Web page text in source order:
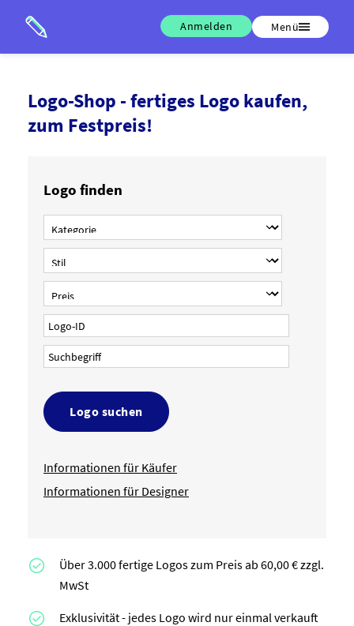
Anmelden Menü
Logo-Shop - fertiges Logo kaufen,
zum Festpreis!
Logo finden
Logo suchen
Informationen für Käufer
Informationen für Designer
Über 3.000 fertige Logos zum Preis ab 60,00 € zzgl.
MwSt
Exklusivität - jedes Logo wird nur einmal verkauft